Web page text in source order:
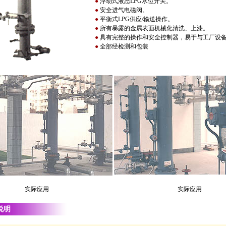
● 安全进气电磁阀。
● 平衡式LPG供应/输送操作。
● 所有暴露的金属表面机械化清洗、上漆。
● 具有完整的操作和安全控制器，易于与工厂设
● 全部经检测和包装
实际应用 实际应用
明